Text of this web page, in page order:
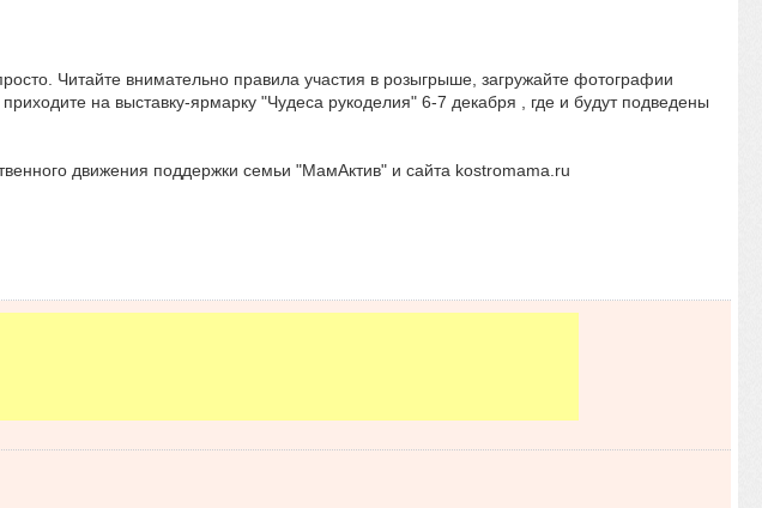
Читайте внимательно правила участия в розыгрыше, загружайте фотографии
на выставку-ярмарку "Чудеса рукоделия" 6-7 декабря , где и будут подведены
движения поддержки семьи "МамАктив" и сайта kostromama.ru